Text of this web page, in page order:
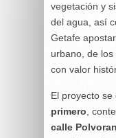
vegetación y
del agua, así
Getafe
urbano, de
con valor
El proyecto se
primero ,
calle